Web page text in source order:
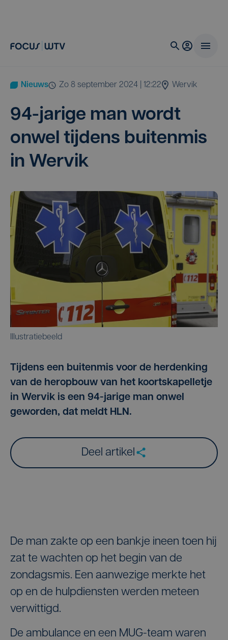
Nieuws zo 8 september 2024 | 12:22 Wervik
94-jari­ge man wordt
onwel tij­dens bui­ten­mis
in Wervik
Illustratiebeeld
Tijdens een buitenmis voor de herdenking
van de heropbouw van het koortskapelletje
in Wervik is een 94-jarige man onwel
geworden, dat meldt HLN.
Deel artikel
De man zakte op een bankje ineen toen hij
zat te wachten op het begin van de
zondagsmis. Een aanwezige merkte het
op en de hulpdiensten werden meteen
verwittigd.
De ambulance en een MUG-team waren